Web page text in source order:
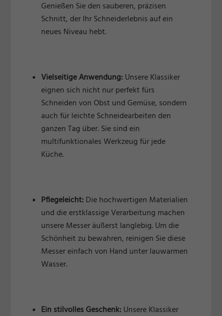
Genießen Sie den sauberen, präzisen
Schnitt, der Ihr Schneiderlebnis auf ein
neues Niveau hebt.
Vielseitige Anwendung: Unsere Klassiker
eignen sich nicht nur perfekt fürs
Schneiden von Obst und Gemüse, sondern
auch für leichte Schneidearbeiten den
ganzen Tag über. Sie sind ein
multifunktionales Werkzeug für jede
Küche.
Pflegeleicht: Die hochwertigen Materialien
und die erstklassige Verarbeitung machen
unsere Messer äußerst langlebig. Um die
Schönheit zu bewahren, reinigen Sie diese
Messer einfach von Hand unter lauwarmen
Wasser.
Ein stilvolles Geschenk: Unsere Klassiker